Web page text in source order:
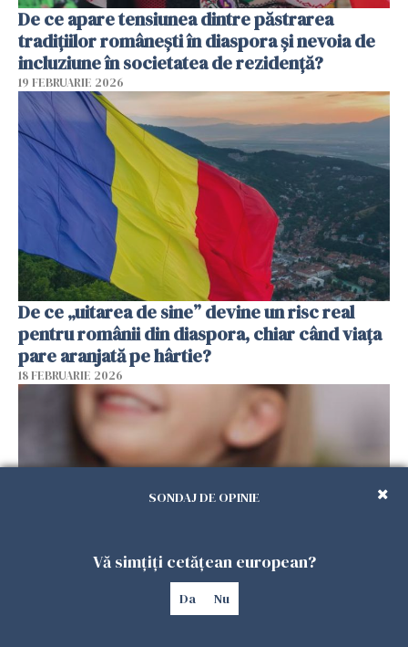
De ce apare tensiunea dintre păstrarea
tradițiilor românești în diaspora și nevoia de
incluziune în societatea de rezidență?
19 FEBRUARIE 2026
De ce „uitarea de sine” devine un risc real
pentru românii din diaspora, chiar când viața
pare aranjată pe hârtie?
18 FEBRUARIE 2026
Alocație universală pentru copii în Spania.
SONDAJ DE OPINIE
Vă simțiți cetățean european?
Da Nu